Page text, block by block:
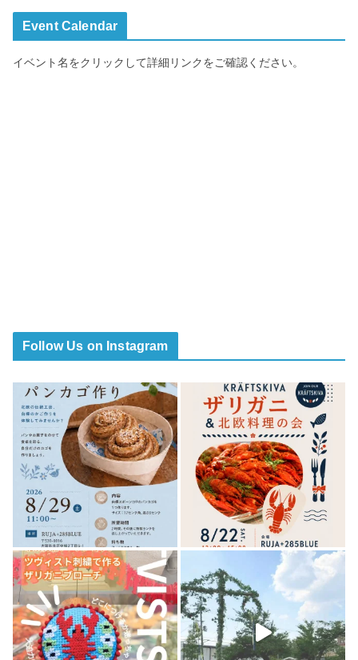
カ
Event Calendar
イベント名をクリックして詳細リンクをご確認ください。
Follow Us on Instagram